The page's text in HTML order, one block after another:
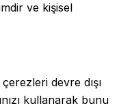
ve kişisel
devre dışı
kullanarak bunu